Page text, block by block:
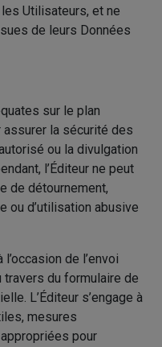
Utilisateurs, et ne
de leurs Données
sur le plan
la sécurité des
ou la divulgation
l’Éditeur ne peut
de détournement,
ou d’utilisation abusive
de l’envoi
travers du formulaire de
L’Éditeur s’engage à
mesures
pour